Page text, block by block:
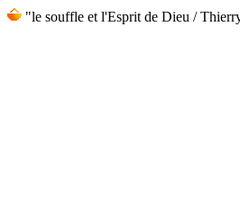
"le souffle et l'Esprit de Dieu /